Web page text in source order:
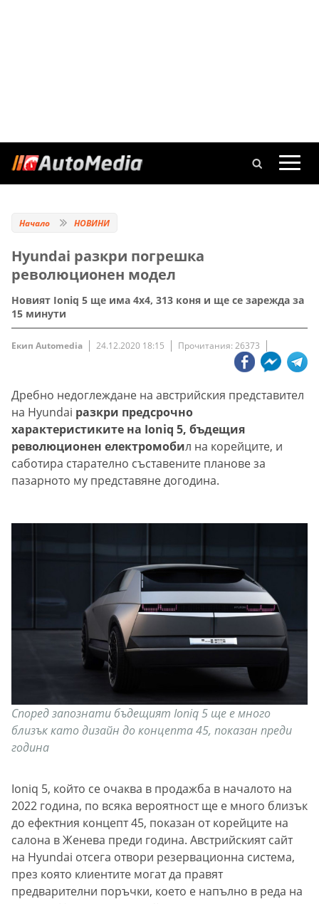
Начало НОВИНИ
Hyundai разкри погрешка
революционен модел
Новият Ioniq 5 ще има 4х4, 313 коня и ще се зарежда за
15 минути
Екип Automedia 24.12.2020 18:15 Прочитания: 26373
Дребно недоглеждане на австрийския представител
на Hyundai разкри предсрочно
характеристиките на Ioniq 5, бъдещия
революционен електромобил на корейците, и
саботира старателно съставените планове за
пазарното му представяне догодина.
Според запознати бъдещият Ioniq 5 ще е много
близък като дизайн до концепта 45, показан преди
година
Ioniq 5, който се очаква в продажба в началото на
2022 година, по всяка вероятност ще е много близък
до ефектния концепт 45, показан от корейците на
салона в Женева преди година. Австрийският сайт
на Hyundai отсега отвори резервационна система,
през която клиентите могат да правят
предварителни поръчки, което е напълно в реда на